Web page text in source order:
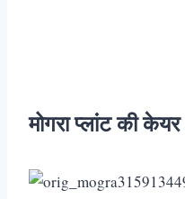
मोगरा प्लांट की